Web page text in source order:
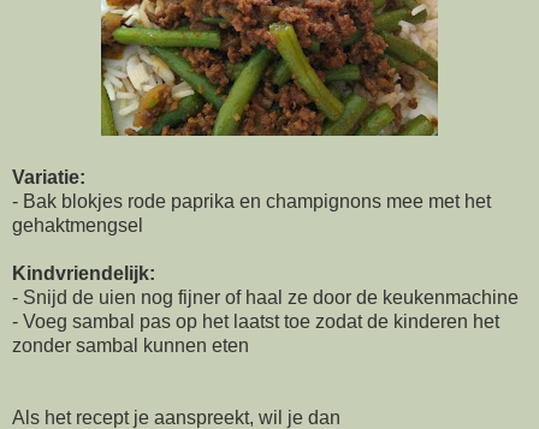
Variatie:
- Bak blokjes rode paprika en champignons mee met het
gehaktmengsel
Kindvriendelijk:
- Snijd de uien nog fijner of haal ze door de keukenmachine
- Voeg sambal pas op het laatst toe zodat de kinderen het
zonder sambal kunnen eten
Als het recept je aanspreekt, wil je dan